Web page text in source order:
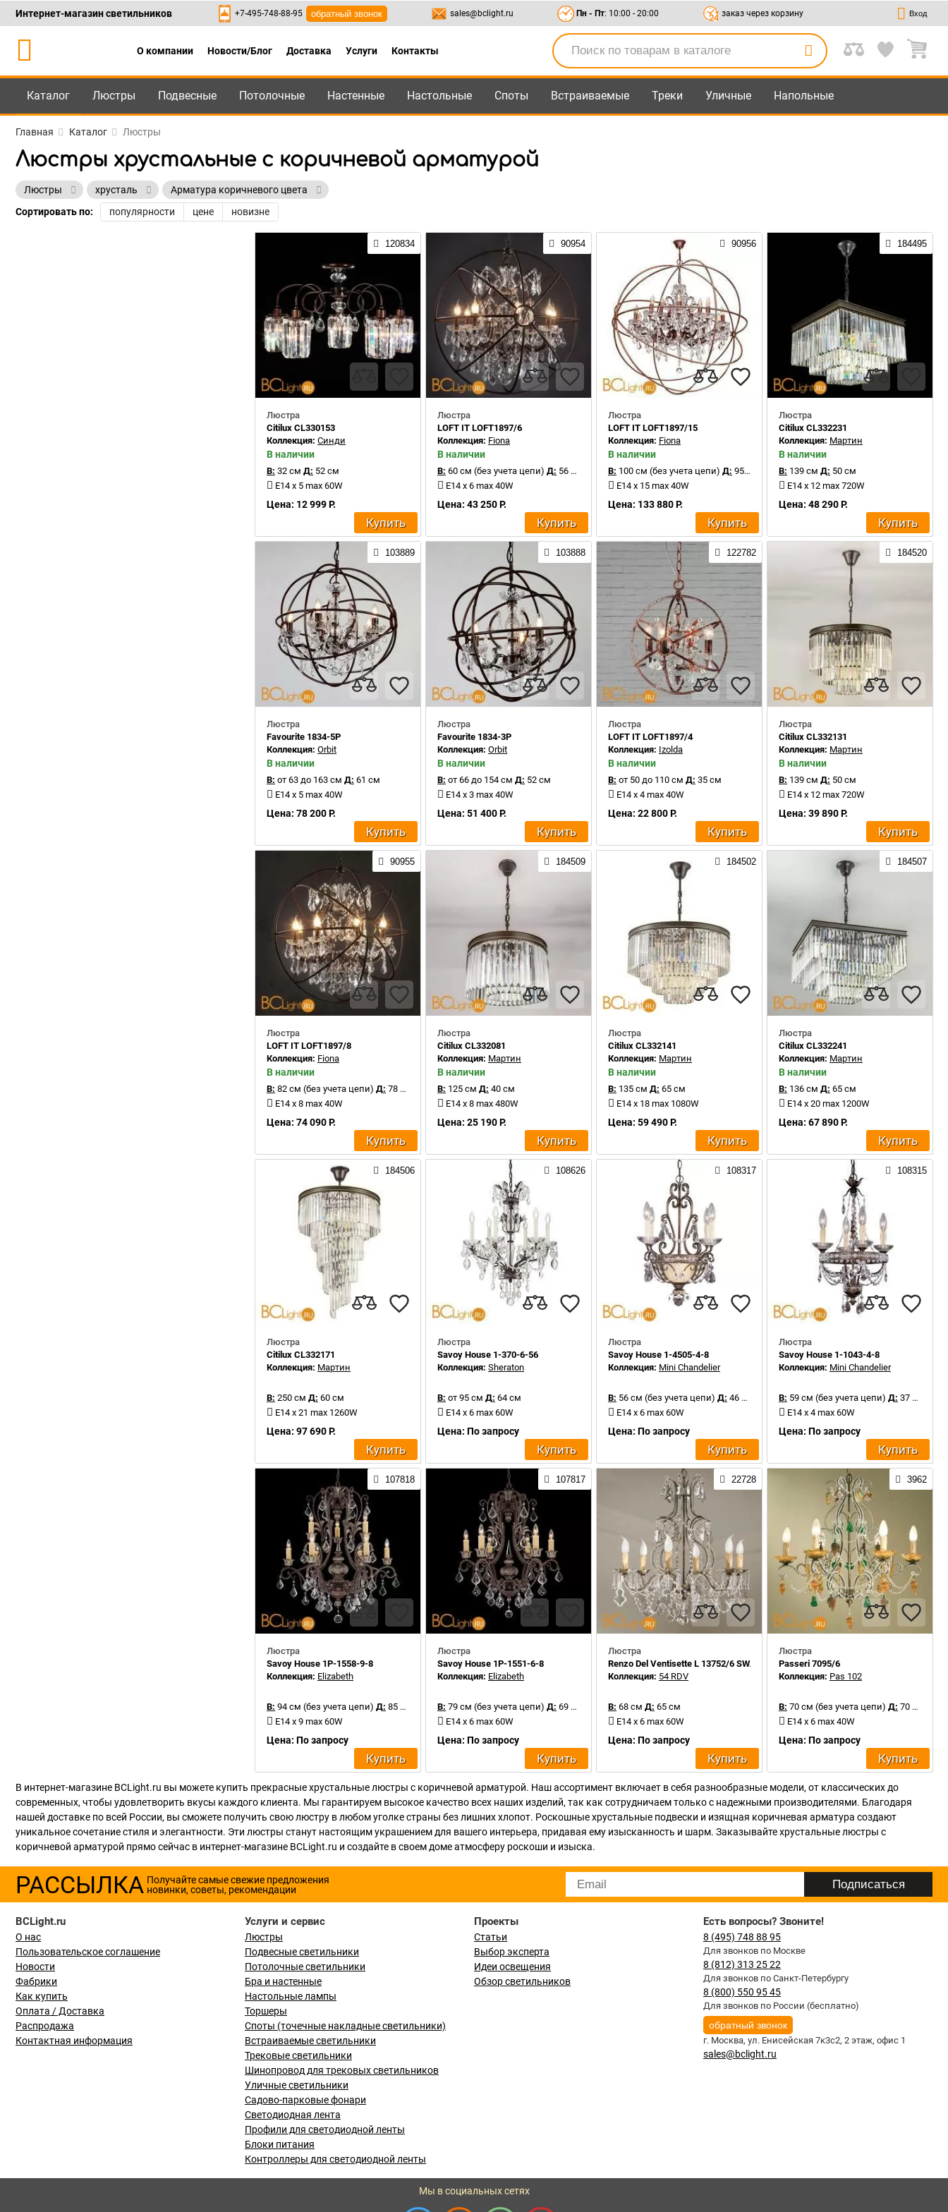
Каталог +7-495-748-88-95 ,8-800-550-95-45 sales@bclight.ru
Интернет-магазин светильников +7-495-748-88-95 обратный звонок sales@bclight.ru Пн - Пт: 10:00 - 20:00 заказ через корзину Вход
О компании Новости/Блог Доставка Услуги Контакты
Каталог Люстры Подвесные Потолочные Настенные Настольные Споты Встраиваемые Треки Уличные Напольные
Главная Каталог Люстры
Люстры хрустальные с коричневой арматурой
Люстры хрусталь
Арматура коричневого цвета
Сортировать по:
популярности цене новизне
120834
Люстра
Citilux CL330153
Коллекция: Синди
В наличии
В: 32 см Д: 52 см
E14 x 5 max 60W
Цена: 12 999 Р.
Купить
90954
Люстра
LOFT IT LOFT1897/6
Коллекция: Fiona
В наличии
В: 60 см (без учета цепи) Д: 56 см
E14 x 6 max 40W
Цена: 43 250 Р.
Купить
90956
Люстра
LOFT IT LOFT1897/15
Коллекция: Fiona
В наличии
В: 100 см (без учета цепи) Д: 95 см
E14 x 15 max 40W
Цена: 133 880 Р.
Купить
184495
Люстра
Citilux CL332231
Коллекция: Мартин
В наличии
В: 139 см Д: 50 см
E14 x 12 max 720W
Цена: 48 290 Р.
Купить
103889
Люстра
Favourite 1834-5P
Коллекция: Orbit
В наличии
В: от 63 до 163 см Д: 61 см
E14 x 5 max 40W
Цена: 78 200 Р.
Купить
103888
Люстра
Favourite 1834-3P
Коллекция: Orbit
В наличии
В: от 66 до 154 см Д: 52 см
E14 x 3 max 40W
Цена: 51 400 Р.
Купить
122782
Люстра
LOFT IT LOFT1897/4
Коллекция: Izolda
В наличии
В: от 50 до 110 см Д: 35 см
E14 x 4 max 40W
Цена: 22 800 Р.
Купить
184520
Люстра
Citilux CL332131
Коллекция: Мартин
В наличии
В: 139 см Д: 50 см
E14 x 12 max 720W
Цена: 39 890 Р.
Купить
90955
Люстра
LOFT IT LOFT1897/8
Коллекция: Fiona
В наличии
В: 82 см (без учета цепи) Д: 78 см
E14 x 8 max 40W
Цена: 74 090 Р.
Купить
184509
Люстра
Citilux CL332081
Коллекция: Мартин
В наличии
В: 125 см Д: 40 см
E14 x 8 max 480W
Цена: 25 190 Р.
Купить
184502
Люстра
Citilux CL332141
Коллекция: Мартин
В наличии
В: 135 см Д: 65 см
E14 x 18 max 1080W
Цена: 59 490 Р.
Купить
184507
Люстра
Citilux CL332241
Коллекция: Мартин
В наличии
В: 136 см Д: 65 см
E14 x 20 max 1200W
Цена: 67 890 Р.
Купить
184506
Люстра
Citilux CL332171
Коллекция: Мартин
В: 250 см Д: 60 см
E14 x 21 max 1260W
Цена: 97 690 Р.
Купить
108626
Люстра
Savoy House 1-370-6-56
Коллекция: Sheraton
В: от 95 см Д: 64 см
E14 x 6 max 60W
Цена: По запросу
Купить
108317
Люстра
Savoy House 1-4505-4-8
Коллекция: Mini Chandelier
В: 56 см (без учета цепи) Д: 46 см
E14 x 6 max 60W
Цена: По запросу
Купить
108315
Люстра
Savoy House 1-1043-4-8
Коллекция: Mini Chandelier
В: 59 см (без учета цепи) Д: 37 см
E14 x 4 max 60W
Цена: По запросу
Купить
107818
Люстра
Savoy House 1P-1558-9-8
Коллекция: Elizabeth
В: 94 см (без учета цепи) Д: 85 см
E14 x 9 max 60W
Цена: По запросу
Купить
107817
Люстра
Savoy House 1P-1551-6-8
Коллекция: Elizabeth
В: 79 см (без учета цепи) Д: 69 см
E14 x 6 max 60W
Цена: По запросу
Купить
22728
Люстра
Renzo Del Ventisette L 13752/6 SWA DEC. 090
Коллекция: 54 RDV
В: 68 см Д: 65 см
E14 x 6 max 60W
Цена: По запросу
Купить
3962
Люстра
Passeri 7095/6
Коллекция: Pas 102
В: 70 см (без учета цепи) Д: 70 см
E14 x 6 max 40W
Цена: По запросу
Купить
В интернет-магазине BCLight.ru вы можете купить прекрасные хрустальные люстры с коричневой арматурой. Наш ассортимент включает в себя разнообразные модели, от классических до
современных, чтобы удовлетворить вкусы каждого клиента. Мы гарантируем высокое качество всех наших изделий, так как сотрудничаем только с надежными производителями. Благодаря
нашей доставке по всей России, вы сможете получить свою люстру в любом уголке страны без лишних хлопот. Роскошные хрустальные подвески и изящная коричневая арматура создают
уникальное сочетание стиля и элегантности. Эти люстры станут настоящим украшением для вашего интерьера, придавая ему изысканность и шарм. Заказывайте хрустальные люстры с
коричневой арматурой прямо сейчас в интернет-магазине BCLight.ru и создайте в своем доме атмосферу роскоши и изыска.
РАССЫЛКА Получайте самые свежие предложения
новинки, советы, рекомендации
BCLight.ru
О нас
Пользовательское соглашение
Новости
Фабрики
Как купить
Оплата / Доставка
Распродажа
Контактная информация
Услуги и сервис
Люстры
Подвесные светильники
Потолочные светильники
Бра и настенные
Настольные лампы
Торшеры
Споты (точечные накладные светильники)
Встраиваемые светильники
Трековые светильники
Шинопровод для трековых светильников
Уличные светильники
Садово-парковые фонари
Светодиодная лента
Профили для светодиодной ленты
Блоки питания
Контроллеры для светодиодной ленты
Проекты
Статьи
Выбор эксперта
Идеи освещения
Обзор светильников
Есть вопросы? Звоните!
8 (495) 748 88 95
Для звонков по Москве
8 (812) 313 25 22
Для звонков по Санкт-Петербургу
8 (800) 550 95 45
Для звонков по России (бесплатно)
обратный звонок
г. Москва, ул. Енисейская 7к3с2, 2 этаж, офис 1
sales@bclight.ru
Мы в социальных сетях